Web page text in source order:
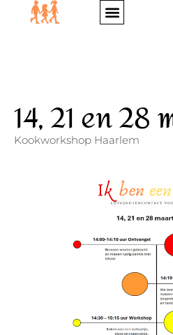
14, 21 en
Kookworkshop Haarlem